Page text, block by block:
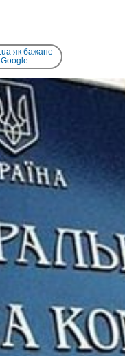
як бажане